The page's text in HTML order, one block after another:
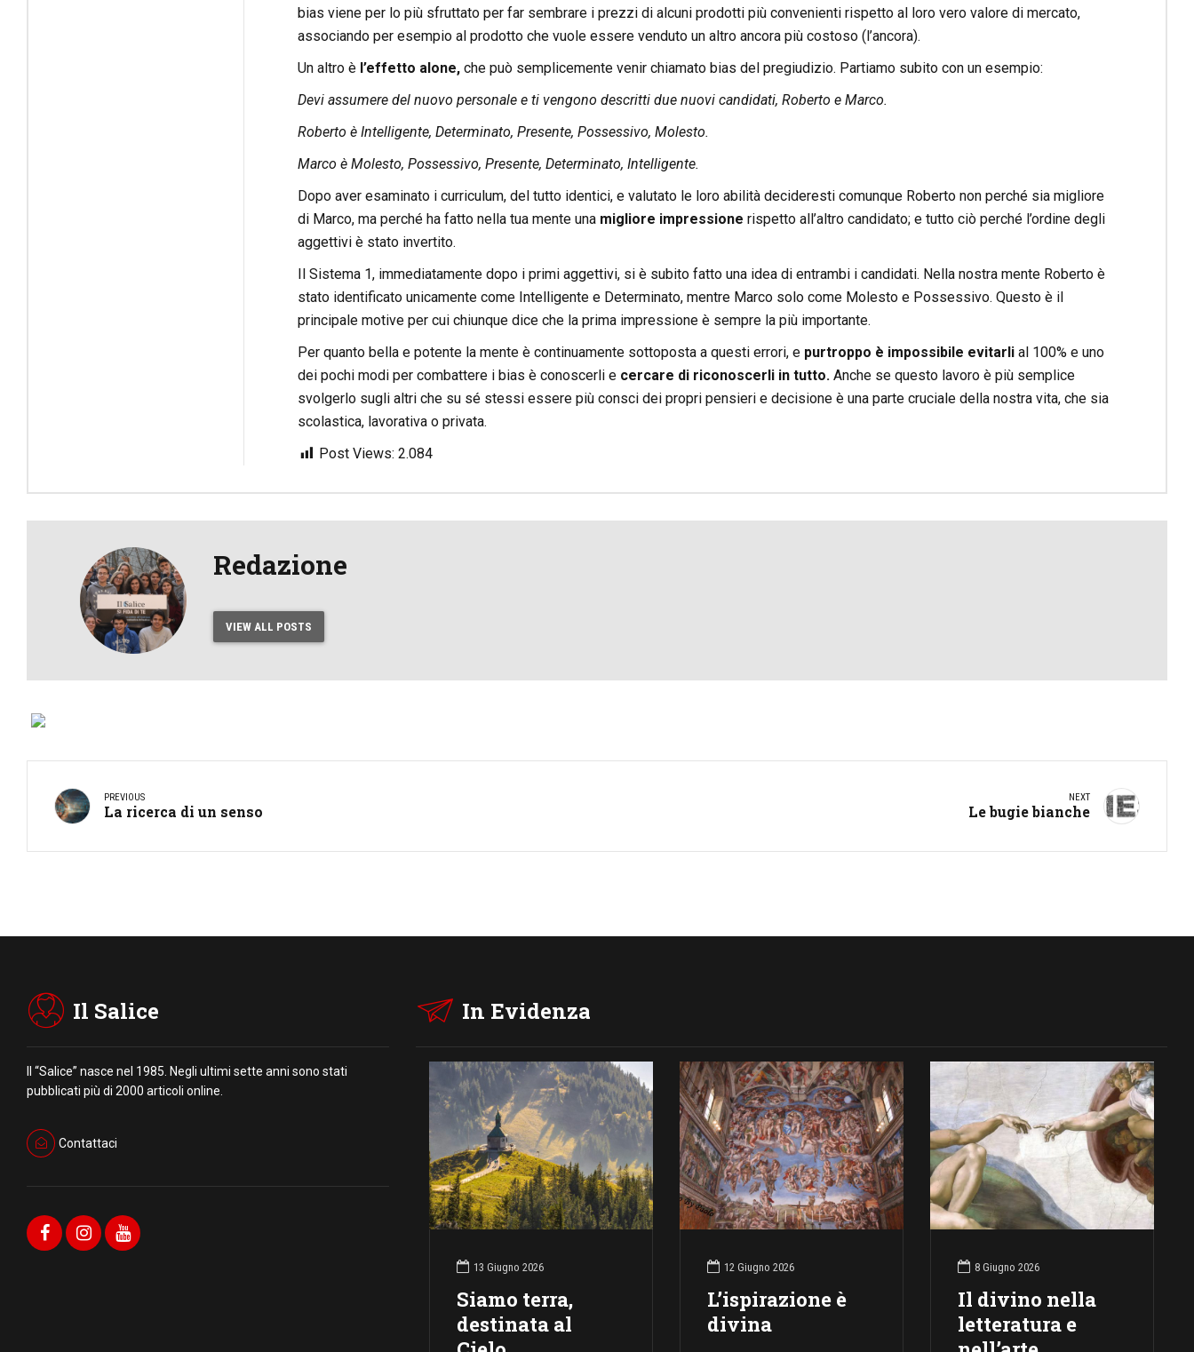
bias viene per lo più sfruttato per far sembrare i prezzi di alcuni prodotti più convenienti rispetto al loro vero valore di mercato,
associando per esempio al prodotto che vuole essere venduto un altro ancora più costoso (l’ancora).
Un altro è l’effetto alone,che può semplicemente venir chiamato bias del pregiudizio. Partiamo subito con un esempio:
Devi assumere del nuovo personale e ti vengono descritti due nuovi candidati, Roberto e Marco.
Roberto è Intelligente, Determinato, Presente, Possessivo, Molesto.
Marco è Molesto, Possessivo, Presente, Determinato, Intelligente.
Dopo aver esaminato i curriculum, del tutto identici, e valutato le loro abilità decideresti comunque Roberto non perché sia migliore
di Marco, ma perché ha fatto nella tua mente una migliore impressione rispetto all’altro candidato; e tutto ciò perché l’ordine degli
aggettivi è stato invertito.
Il Sistema 1, immediatamente dopo i primi aggettivi, si è subito fatto una idea di entrambi i candidati. Nella nostra mente Roberto è
stato identificato unicamente come Intelligente e Determinato, mentre Marco solo come Molesto e Possessivo. Questo è il
principale motive per cui chiunque dice che la prima impressione è sempre la più importante.
Per quanto bella e potente la mente è continuamente sottoposta a questi errori, e purtroppo è impossibile evitarlial 100% e uno
dei pochi modi per combattere i bias è conoscerli e cercare di riconoscerli in tutto.Anche se questo lavoro è più semplice
svolgerlo sugli altri che su sé stessi essere più consci dei propri pensieri e decisione è una parte cruciale della nostra vita, che sia
scolastica, lavorativa o privata.
Post Views: 2.084
Redazione
VIEW ALL POSTS
PREVIOUS
La ricerca di un senso
NEXT
Le bugie bianche
Il Salice
Il “Salice” nasce nel 1985. Negli ultimi sette anni sono stati
pubblicati più di 2000 articoli online.
Contattaci
In Evidenza
13 Giugno 2026
Siamo terra,
destinata al
12 Giugno 2026
L’ispirazione è
divina
8 Giugno 2026
Il divino nella
letteratura e